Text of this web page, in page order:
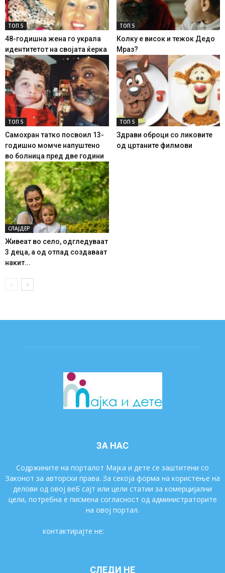
ТОП 5
48-годишна жена го украла
идентитетот на својата ќерка
ТОП 5
Колку е висок и тежок Дедо
Мраз?
ТОП 5
Самохран татко посвоил 13-
годишно момче напуштено
во болница пред две години
ТОП 5
Здрави оброци со ликовите
од цртаните филмови
СЛАЈДЕР
Живеат во село, одгледуваат
3 деца, а од отпад создаваат
накит...
ЗА НАС
Содржините на порталот Мајка и дете се заштитени со
Законот за авторски права. За секоја форма на користење на
делови од овој веб сајт или цели статии за комерцијални
цели, потребна е писмена согласност од администраторите
на овој портал.
контактирајте не:
СЛЕДИ НЕ